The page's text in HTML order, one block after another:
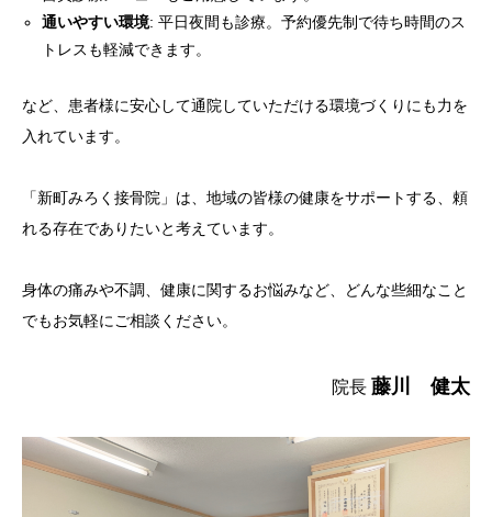
通いやすい環境: 平日夜間も診療。予約優先制で待ち時間のス
トレスも軽減できます。
など、患者様に安心して通院していただける環境づくりにも力を
入れています。
「新町みろく接骨院」は、地域の皆様の健康をサポートする、頼
れる存在でありたいと考えています。
身体の痛みや不調、健康に関するお悩みなど、どんな些細なこと
でもお気軽にご相談ください。
院長 藤川 健太